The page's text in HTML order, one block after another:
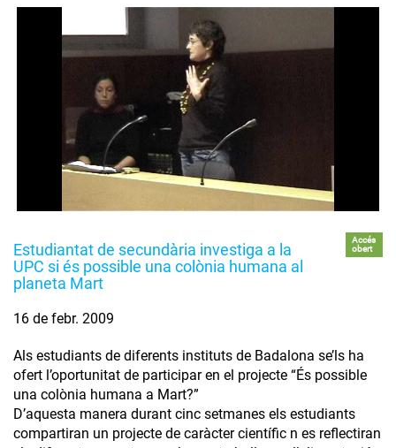
Estudiantat de secundària investiga a la
UPC si és possible una colònia humana al
planeta Mart
Accés
obert
16 de febr. 2009
Als estudiants de diferents instituts de Badalona se’ls ha
ofert l’oportunitat de participar en el projecte “És possible
una colònia humana a Mart?”
D’aquesta manera durant cinc setmanes els estudiants
compartiran un projecte de caràcter científic n es reflectiran